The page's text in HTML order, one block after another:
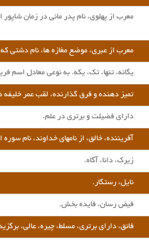
معرب از پهلوی، نام پدر مانی در زمان شاپور
معرب از عبری، موضع مغازه ها، نام دشتی
یگانه، تنها، تک، یکه. به نوعی معادل
تمیز دهنده و فرق گذارنده، لقب عمر خلیفه
دارای فضیلت و برتری در علم.
آفریننده، خالق، از نامهای خداوند، نام
زیرک، دانا، آگاه.
نایل، رستگار.
فیض رسان، فایده بخش.
فائق، دارای برتری، مسلط، چیره، عالی،